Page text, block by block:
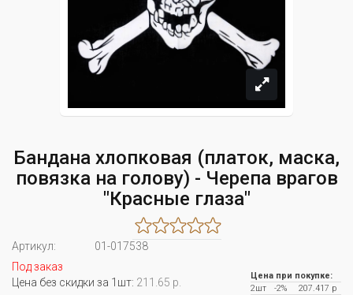
Бандана хлопковая (платок, маска,
повязка на голову) - Черепа врагов
"Красные глаза"
Артикул:
01-017538
Под заказ
Цена без скидки за 1шт: 211.65 р.
Цена при покупке:
2шт
-2%
207.417 р